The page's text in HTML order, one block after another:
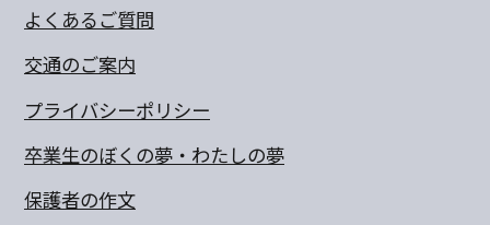
よくあるご質問
交通のご案内
プライバシーポリシー
卒業生のぼくの夢・わたしの夢
保護者の作文